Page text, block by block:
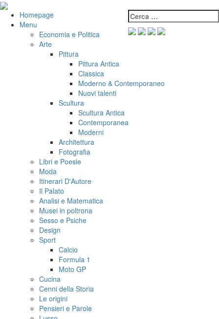
Salta
contenuto
VeniVidiVici Cerca:
Homepage
Menu
Economia e Politica
Arte
Pittura
Pittura Antica
Classica
Moderno & Contemporaneo
Nuovi talenti
Scultura
Scultura Antica
Contemporanea
Moderni
Architettura
Fotografia
Libri e Poesie
Moda
Itinerari D'Autore
Il Palato
Analisi e Matematica
Musei in poltrona
Sesso e Psiche
Design
Sport
Calcio
Formula 1
Moto GP
Cucina
Cenni della Storia
Le origini
Pensieri e Parole